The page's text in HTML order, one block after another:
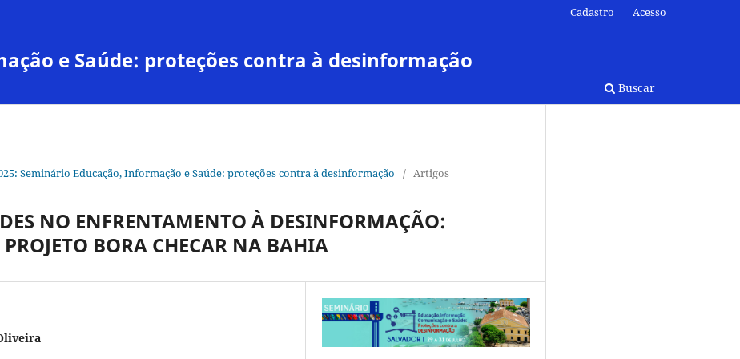
e Saúde: proteções contra à desinformação
Buscar
Cadastro Acesso
Seminário Educação, Informação e Saúde: proteções contra à desinformação / Artigos
NO ENFRENTAMENTO À DESINFORMAÇÃO:
PROJETO BORA CHECAR NA BAHIA